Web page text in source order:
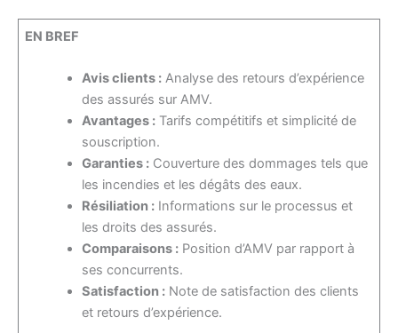
EN BREF
Avis clients : Analyse des retours d’expérience
des assurés sur AMV.
Avantages : Tarifs compétitifs et simplicité de
souscription.
Garanties : Couverture des dommages tels que
les incendies et les dégâts des eaux.
Résiliation : Informations sur le processus et
les droits des assurés.
Comparaisons : Position d’AMV par rapport à
ses concurrents.
Satisfaction : Note de satisfaction des clients
et retours d’expérience.